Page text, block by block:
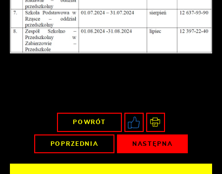
POWRÓT
POPRZEDNIA NASTĘPNA